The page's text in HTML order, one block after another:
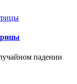
падении